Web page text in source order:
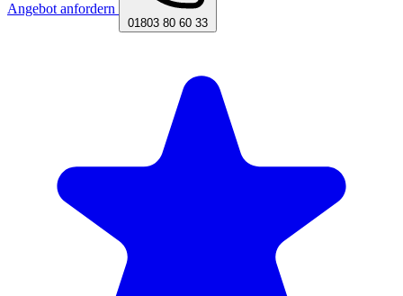
Angebot anfordern
01803 80 60 33